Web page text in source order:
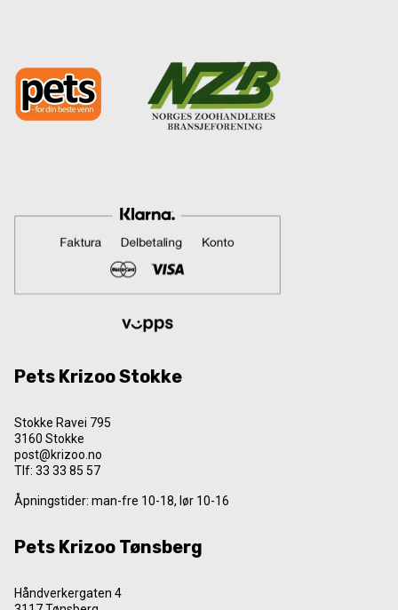
Pets Krizoo Stokke
Stokke Ravei 795
3160 Stokke
post@krizoo.no
Tlf: 33 33 85 57
Åpningstider: man-fre 10-18, lør 10-16
Pets Krizoo Tønsberg
Håndverkergaten 4